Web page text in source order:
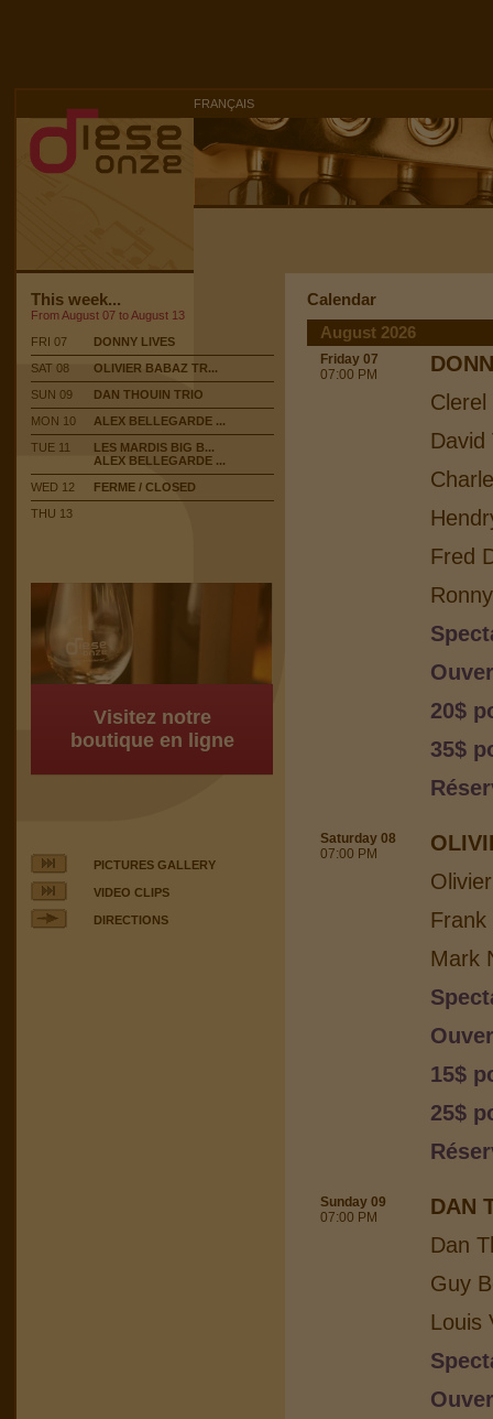
FRANÇAIS
This week...
From August 07 to August 13
FRI 07
DONNY LIVES
SAT 08
OLIVIER BABAZ TR...
SUN 09
DAN THOUIN TRIO
MON 10
ALEX BELLEGARDE ...
TUE 11
LES MARDIS BIG B...
ALEX BELLEGARDE ...
WED 12
FERME / CLOSED
THU 13
Visitez notre
boutique en ligne
PICTURES GALLERY
VIDEO CLIPS
DIRECTIONS
Calendar
August 2026
Friday 07
07:00 PM
David
Fred
20$
35$
Saturday 08
07:00 PM
Frank
Mark
15$
25$
Sunday 09
07:00 PM
DAN
Dan
Guy
Louis